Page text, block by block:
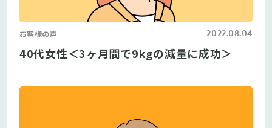
お客様の声 2022.08.04
40代女性＜3ヶ月間で9kgの減量に成功＞